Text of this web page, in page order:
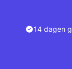
14 dagen